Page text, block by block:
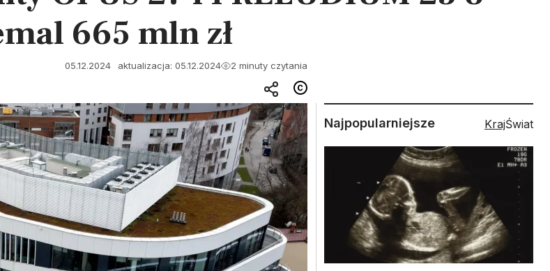
665 mln zł
05.12.2024 aktualizacja: 05.12.2024 2 minuty czytania
Najpopularniejsze KrajŚwiat